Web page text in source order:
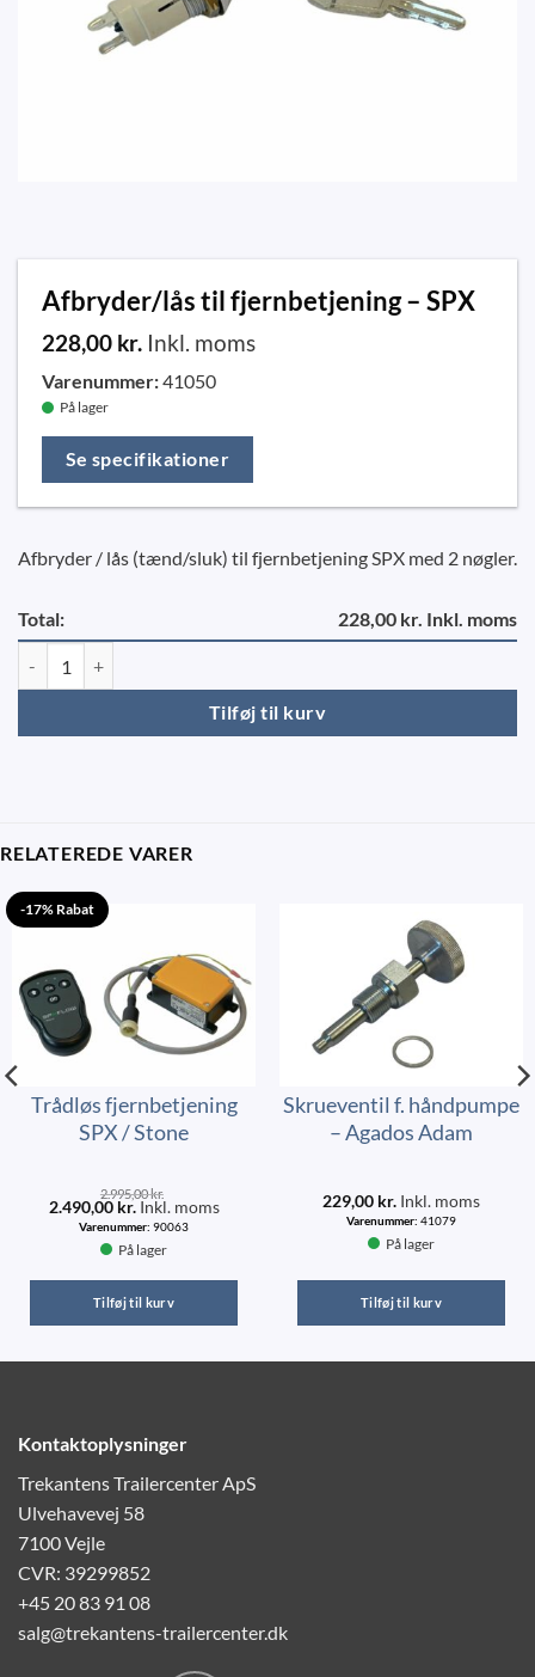
Afbryder/lås til fjernbetjening – SPX
228,00 kr. Inkl. moms
Varenummer:41050
På lager
Se specifikationer
Afbryder / lås (tænd/sluk) til fjernbetjening SPX med 2 nøgler.
Total: 228,00 kr. Inkl. moms
Tilføj til kurv
RELATEREDE VARER
-17% Rabat
Trådløs fjernbetjening
SPX / Stone
2.995,00kr.
2.490,00 kr.Inkl. moms
Varenummer: 90063
På lager
Tilføj til kurv
Skrueventil f. håndpumpe
– Agados Adam
229,00 kr. Inkl. moms
Varenummer: 41079
På lager
Tilføj til kurv
Kontaktoplysninger
Trekantens Trailercenter ApS
Ulvehavevej 58
7100 Vejle
CVR: 39299852
+45 20 83 91 08
salg@trekantens-trailercenter.dk